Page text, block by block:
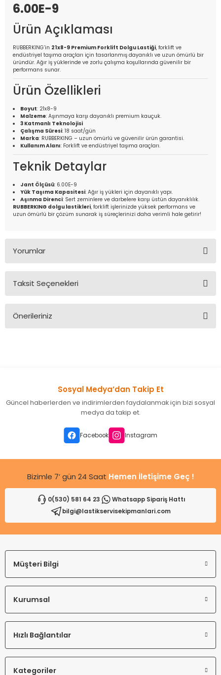
6.00E-9
Ürün Açıklaması
RUBBERKING’in 21x8-9 Premium Forklift Dolgu Lastiği, forklift ve
endüstriyel taşıma araçları için tasarlanmış dayanıklı ve uzun ömürlü bir
üründür. Ağır iş yüklerinde ve zorlu çalışma koşullarında güvenilir bir
performans sunar.
Ürün Özellikleri
Boyut: 21x8-9
Malzeme: Aşınmaya karşı dayanıklı premium kauçuk.
3 Katmanlı Teknolojisi
Çalışma Süresi: 18 saat/gün
Marka: RUBBERKING – uzun ömürlü ve güvenilir ürün garantisi.
Kullanım Alanı: Forklift ve endüstriyel taşıma araçları.
Teknik Detaylar
Jant Ölçüsü: 6.00E-9
Yük Taşıma Kapasitesi: Ağır iş yükleri için dayanıklı yapı.
Aşınma Direnci: Sert zeminlere ve darbelere karşı üstün dayanıklılık.
RUBBERKING dolgu lastikleri, forklift işlerinizde yüksek performans ve
uzun ömürlü bir çözüm sunarak iş süreçlerinizi daha verimli hale getirir!
Yorumlar
Taksit Seçenekleri
Önerileriniz
Ürün resmi kalitesiz, bozuk veya görüntülenemiyor.
Ürün açıklamasında eksik bilgiler bulunuyor.
Ürün fiyatı diğer sitelerden daha pahalı.
Gönder
Sosyal Medya’dan Takip Et
Güncel haberlerden ve indirimlerden faydalanmak için bizi sosyal
medya da takip et.
Facebook Instagram
Bizimle 7’ gün 24 Saat Hemen İletişime Geç !
0(530) 581 64 23
Whatsapp Sipariş Hattı
bilgi@lastikservisekipmanlari.com
Müşteri Bilgi
Kurumsal
Hızlı Bağlantılar
Kategoriler